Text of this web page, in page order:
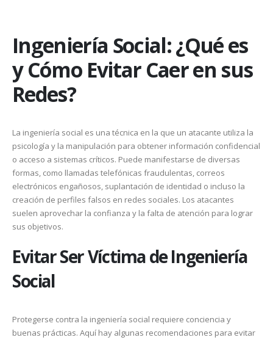
Ingeniería Social: ¿Qué es
y Cómo Evitar Caer en sus
Redes?
La ingeniería social es una técnica en la que un atacante utiliza la
psicología y la manipulación para obtener información confidencial
o acceso a sistemas críticos. Puede manifestarse de diversas
formas, como llamadas telefónicas fraudulentas, correos
electrónicos engañosos, suplantación de identidad o incluso la
creación de perfiles falsos en redes sociales. Los atacantes
suelen aprovechar la confianza y la falta de atención para lograr
sus objetivos.
Evitar Ser Víctima de Ingeniería
Social
Protegerse contra la ingeniería social requiere conciencia y
buenas prácticas. Aquí hay algunas recomendaciones para evitar